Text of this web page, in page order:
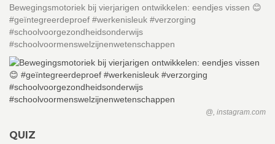
Bewegingsmotoriek bij vierjarigen ontwikkelen: eendjes vissen 😊
#geïntegreerdeproef #werkenisleuk #verzorging
#schoolvoorgezondheidsonderwijs
#schoolvoormenswelzijnenwetenschappen
@, instagram.com
QUIZ